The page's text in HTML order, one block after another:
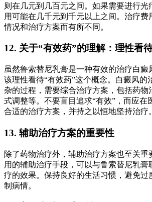
则在几元到几百元之间。如果需要进行光
用可能在几千元到千元以上之间。治疗费
情况和治疗方案而有所不同。
12. 关于“有效药”的理解：理性看
虽然鲁索替尼乳膏是一种有效的治疗白癜
该理性看待“有效药”这个概念。白癜风的
杂的过程，需要综合治疗方案，包括药物
式调整等。不要盲目追求“有效”，而应在
合适的治疗方案，并持之以恒地坚持治疗。
13. 辅助治疗方案的重要性
除了药物治疗外，辅助治疗方案也至关重
用的辅助治疗手段，可以与鲁索替尼乳膏
疗的效果。保持良好的生活习惯，避免过
制病情。